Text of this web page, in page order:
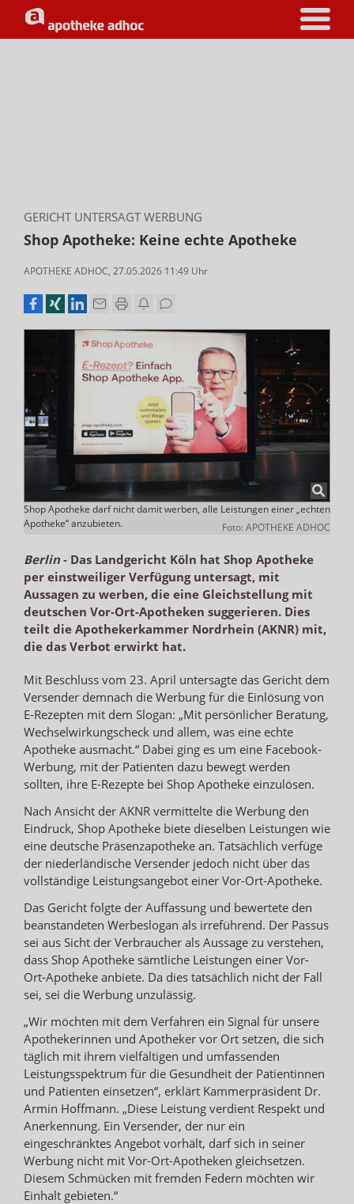
GERICHT UNTERSAGT WERBUNG
Shop Apotheke: Keine echte Apotheke
APOTHEKE ADHOC, 27.05.2026 11:49 Uhr
Shop Apotheke darf nicht damit werben, alle Leistungen einer „echten
Apotheke“ anzubieten.
Foto: APOTHEKE ADHOC
Berlin- Das Landgericht Köln hat Shop Apotheke
per einstweiliger Verfügung untersagt, mit
Aussagen zu werben, die eine Gleichstellung mit
deutschen Vor-Ort-Apotheken suggerieren. Dies
teilt die Apothekerkammer Nordrhein (AKNR) mit,
die das Verbot erwirkt hat.
Mit Beschluss vom 23. April untersagte das Gericht dem
Versender demnach die Werbung für die Einlösung von
E-Rezepten mit dem Slogan: „Mit persönlicher Beratung,
Wechselwirkungscheck und allem, was eine echte
Apotheke ausmacht.“ Dabei ging es um eine Facebook-
Werbung, mit der Patienten dazu bewegt werden
sollten, ihre E-Rezepte bei Shop Apotheke einzulösen.
Nach Ansicht der AKNR vermittelte die Werbung den
Eindruck, Shop Apotheke biete dieselben Leistungen wie
eine deutsche Präsenzapotheke an. Tatsächlich verfüge
der niederländische Versender jedoch nicht über das
vollständige Leistungsangebot einer Vor-Ort-Apotheke.
Das Gericht folgte der Auffassung und bewertete den
beanstandeten Werbeslogan als irreführend. Der Passus
sei aus Sicht der Verbraucher als Aussage zu verstehen,
dass Shop Apotheke sämtliche Leistungen einer Vor-
Ort-Apotheke anbiete. Da dies tatsächlich nicht der Fall
sei, sei die Werbung unzulässig.
„Wir möchten mit dem Verfahren ein Signal für unsere
Apothekerinnen und Apotheker vor Ort setzen, die sich
täglich mit ihrem vielfältigen und umfassenden
Leistungsspektrum für die Gesundheit der Patientinnen
und Patienten einsetzen“, erklärt Kammerpräsident Dr.
Armin Hoffmann. „Diese Leistung verdient Respekt und
Anerkennung. Ein Versender, der nur ein
eingeschränktes Angebot vorhält, darf sich in seiner
Werbung nicht mit Vor-Ort-Apotheken gleichsetzen.
Diesem Schmücken mit fremden Federn möchten wir
Einhalt gebieten.“